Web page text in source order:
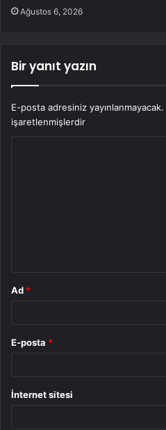
Ağustos 6, 2026
Bir yanıt yazın
E-posta adresiniz yayınlanmayacak.
işaretlenmişlerdir
Ad *
E-posta *
İnternet sitesi